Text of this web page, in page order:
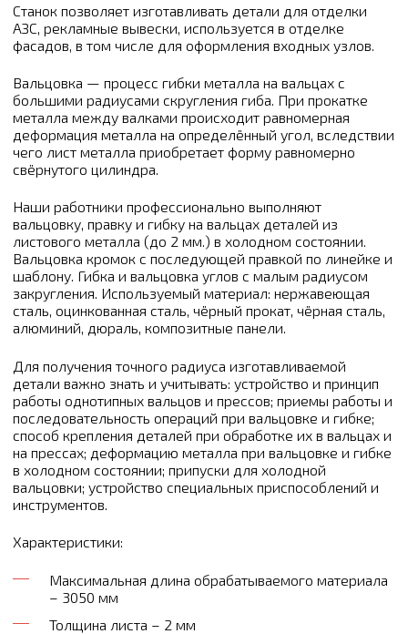
Станок позволяет изготавливать детали для отделки
АЗС, рекламные вывески, используется в отделке
фасадов, в том числе для оформления входных узлов.
Вальцовка — процесс гибки металла на вальцах с
большими радиусами скругления гиба. При прокатке
металла между валками происходит равномерная
деформация металла на определённый угол, вследствии
чего лист металла приобретает форму равномерно
свёрнутого цилиндра.
Наши работники профессионально выполняют
вальцовку, правку и гибку на вальцах деталей из
листового металла (до 2 мм.) в холодном состоянии.
Вальцовка кромок с последующей правкой по линейке и
шаблону. Гибка и вальцовка углов с малым радиусом
закругления. Используемый материал: нержавеющая
сталь, оцинкованная сталь, чёрный прокат, чёрная сталь,
алюминий, дюраль, композитные панели.
Для получения точного радиуса изготавливаемой
детали важно знать и учитывать: устройство и принцип
работы однотипных вальцов и прессов; приемы работы и
последовательность операций при вальцовке и гибке;
способ крепления деталей при обработке их в вальцах и
на прессах; деформацию металла при вальцовке и гибке
в холодном состоянии; припуски для холодной
вальцовки; устройство специальных приспособлений и
инструментов.
Характеристики:
Максимальная длина обрабатываемого материала
– 3050 мм
Толщина листа – 2 мм